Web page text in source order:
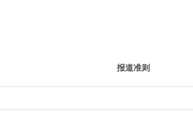
报道准则